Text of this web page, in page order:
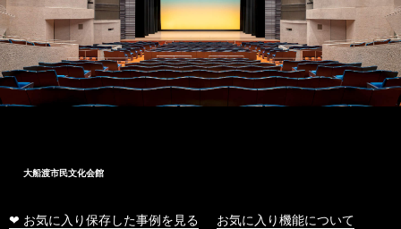
大船渡市民文化会館
❤ お気に入り保存した事例を見る お気に入り機能について